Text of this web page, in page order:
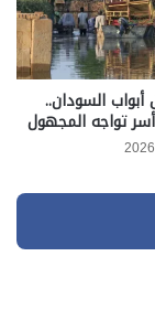
السودان..
تواجه المجهول